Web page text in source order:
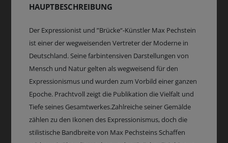
HAUPTBESCHREIBUNG
Der Expressionist und ”Brücke“-Künstler Max Pechstein
ist einer der wegweisenden Vertreter der Moderne in
Deutschland. Seine farbintensiven Darstellungen von
Mensch und Natur gelten als wegweisend für den
Expressionismus und wurden zum Vorbild einer ganzen
Epoche. Prachtvoll zeigt die Publikation die Vielfalt und
Tiefe seines Gesamtwerkes.Zahlreiche seiner Gemälde
zählen zu den Ikonen des Expressionismus, doch die
stilistische Bandbreite von Max Pechsteins Schaffen